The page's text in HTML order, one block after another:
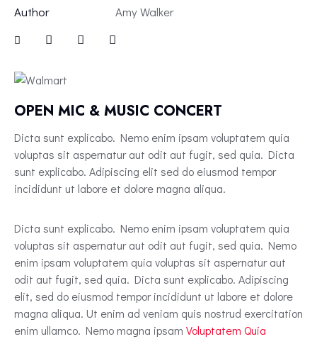
Author
Amy Walker
OPEN MIC & MUSIC CONCERT
Dicta sunt explicabo. Nemo enim ipsam voluptatem quia
voluptas sit aspernatur aut odit aut fugit, sed quia. Dicta
sunt explicabo. Adipiscing elit sed do eiusmod tempor
incididunt ut labore et dolore magna aliqua.
Dicta sunt explicabo. Nemo enim ipsam voluptatem quia
voluptas sit aspernatur aut odit aut fugit, sed quia. Nemo
enim ipsam voluptatem quia voluptas sit aspernatur aut
odit aut fugit, sed quia. Dicta sunt explicabo. Adipiscing
elit, sed do eiusmod tempor incididunt ut labore et dolore
magna aliqua. Ut enim ad veniam quis nostrud exercitation
enim ullamco. Nemo magna ipsam Voluptatem Quia